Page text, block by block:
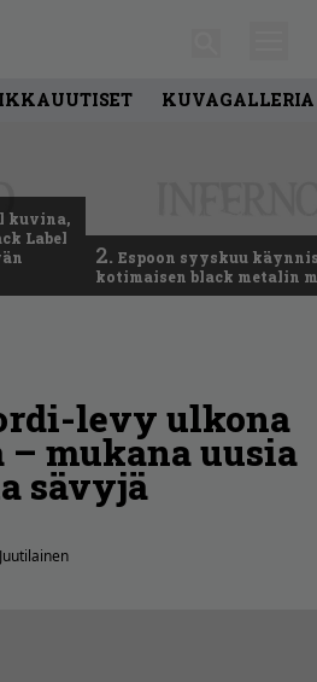
KUVAGALLERIA
kuvina,
Label
2. Espoon syyskuu
kotimaisen black metalin
levy ulkona
mukana uusia
sävyjä